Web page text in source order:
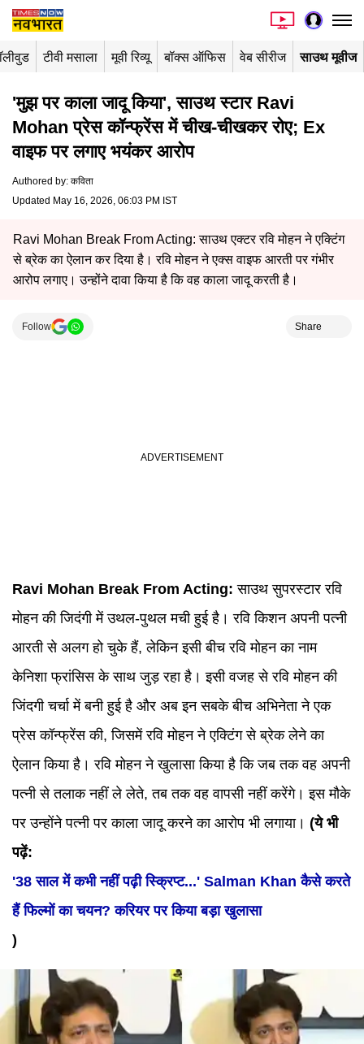
टीवी मसाला मूवी रिव्यू बॉक्स ऑफिस वेब सीरीज साउथ मूवीज
'मुझ पर काला जादू किया', साउथ स्टार Ravi
Mohan प्रेस कॉन्फ्रेंस में चीख-चीखकर रोए; Ex
वाइफ पर लगाए भयंकर आरोप
Authored by: कविता
Updated May 16, 2026, 06:03 PM IST
Ravi Mohan Break From Acting: साउथ एक्टर रवि मोहन ने एक्टिंग
से ब्रेक का ऐलान कर दिया है। रवि मोहन ने एक्स वाइफ आरती पर गंभीर
आरोप लगाए। उन्होंने दावा किया है कि वह काला जादू करती है।
Follow Share
Ravi Mohan Break From Acting: साउथ सुपरस्टार रवि
मोहन की जिदंगी में उथल-पुथल मची हुई है। रवि किशन अपनी पत्नी
आरती से अलग हो चुके हैं, लेकिन इसी बीच रवि मोहन का नाम
केनिशा फ्रांसिस के साथ जुड़ रहा है। इसी वजह से रवि मोहन की
जिंदगी चर्चा में बनी हुई है और अब इन सबके बीच अभिनेता ने एक
प्रेस कॉन्फ्रेंस की, जिसमें रवि मोहन ने एक्टिंग से ब्रेक लेने का
ऐलान किया है। रवि मोहन ने खुलासा किया है कि जब तक वह अपनी
पत्नी से तलाक नहीं ले लेते, तब तक वह वापसी नहीं करेंगे। इस मौके
पर उन्होंने पत्नी पर काला जादू करने का आरोप भी लगाया। (ये भी
पढ़ें:
'38 साल में कभी नहीं पढ़ी स्क्रिप्ट...' Salman Khan कैसे करते
हैं फिल्मों का चयन? करियर पर किया बड़ा खुलासा
)